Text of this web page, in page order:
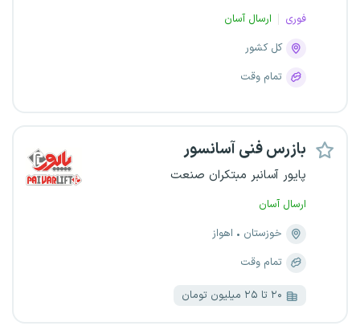
فوری
ارسال آسان
کل کشور
تمام وقت
بازرس فنی آسانسور
پایور آسانبر مبتکران صنعت
ارسال آسان
خوزستان
اهواز
تمام وقت
۲۰ تا ۲۵ میلیون تومان